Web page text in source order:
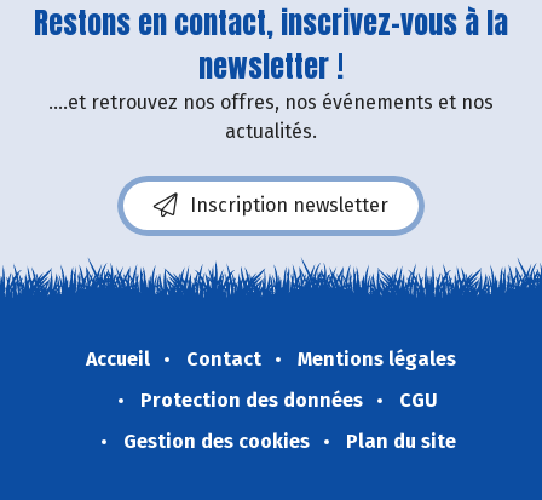
Restons en contact, inscrivez-vous à la
newsletter !
....et retrouvez nos offres, nos événements et nos
actualités.
Inscription newsletter
Accueil Contact
Mentions légales
Protection des données
CGU
Gestion des cookies
Plan du site